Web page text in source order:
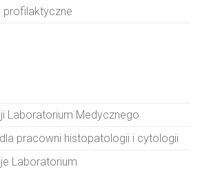
profilaktyczne
Laboratorium Medycznego
pracowni histopatologii i cytologii
Laboratorium